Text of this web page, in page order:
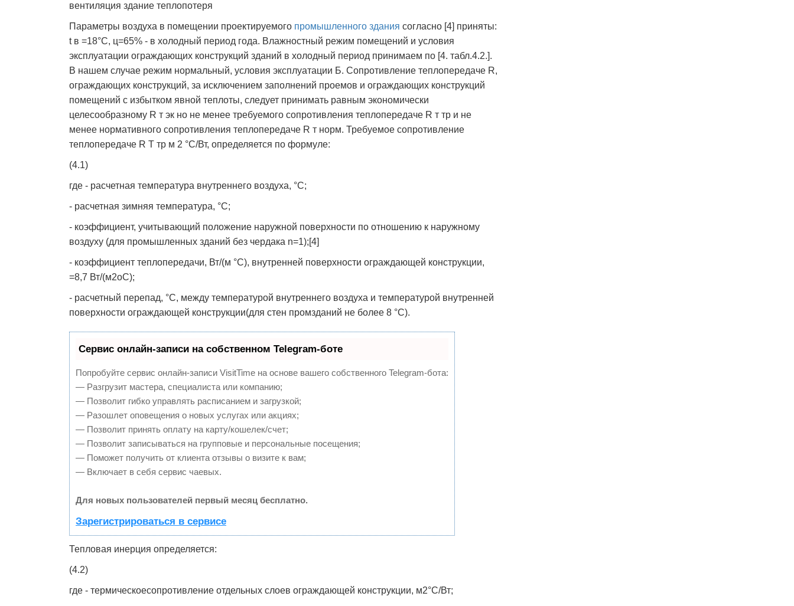
вентиляция здание теплопотеря
Параметры воздуха в помещении проектируемого промышленного здания согласно [4] приняты:
t в =18°C, ц=65% - в холодный период года. Влажностный режим помещений и условия
эксплуатации ограждающих конструкций зданий в холодный период принимаем по [4. табл.4.2.].
В нашем случае режим нормальный, условия эксплуатации Б. Сопротивление теплопередаче R,
ограждающих конструкций, за исключением заполнений проемов и ограждающих конструкций
помещений с избытком явной теплоты, следует принимать равным экономически
целесообразному R т эк но не менее требуемого сопротивления теплопередаче R т тр и не
менее нормативного сопротивления теплопередаче R т норм. Требуемое сопротивление
теплопередаче R T тр м 2 °С/Вт, определяется по формуле:
(4.1)
где - расчетная температура внутреннего воздуха, °С;
- расчетная зимняя температура, °С;
- коэффициент, учитывающий положение наружной поверхности по отношению к наружному
воздуху (для промышленных зданий без чердака n=1);[4]
- коэффициент теплопередачи, Вт/(м °С), внутренней поверхности ограждающей конструкции,
=8,7 Вт/(м2оС);
- расчетный перепад, °С, между температурой внутреннего воздуха и температурой внутренней
поверхности ограждающей конструкции(для стен промзданий не более 8 °С).
Сервис онлайн-записи на собственном Telegram-боте
Попробуйте сервис онлайн-записи VisitTime на основе вашего собственного Telegram-бота:
— Разгрузит мастера, специалиста или компанию;
— Позволит гибко управлять расписанием и загрузкой;
— Разошлет оповещения о новых услугах или акциях;
— Позволит принять оплату на карту/кошелек/счет;
— Позволит записываться на групповые и персональные посещения;
— Поможет получить от клиента отзывы о визите к вам;
— Включает в себя сервис чаевых.
Для новых пользователей первый месяц бесплатно.
Зарегистрироваться в сервисе
Тепловая инерция определяется:
(4.2)
где - термическоесопротивление отдельных слоев ограждающей конструкции, м2°С/Вт;